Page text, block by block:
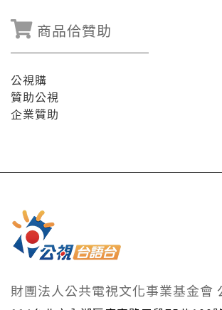
商品佮贊助
公視購
贊助公視
企業贊助
財團法人公共電視文化事業基金會